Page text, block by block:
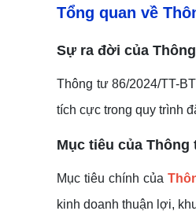
Tổng quan về
Sự ra đời của
Thông tư 86/2024/TT-
tích cực trong quy trình
Mục tiêu của Thông
Mục tiêu chính của
kinh doanh thuận lợi,